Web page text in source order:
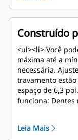
Construído
<ul><li> Você
máxima até a
necessária.
travamento
espaço de 6,3
funciona: Dentes
acoplador Fusion
Leia Mais